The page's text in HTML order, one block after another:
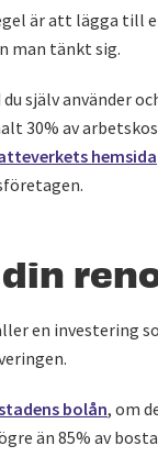
är att lägga till
man tänkt sig.
själv använder
30% av
hemsida
en investering
bolån, om
än 85% av